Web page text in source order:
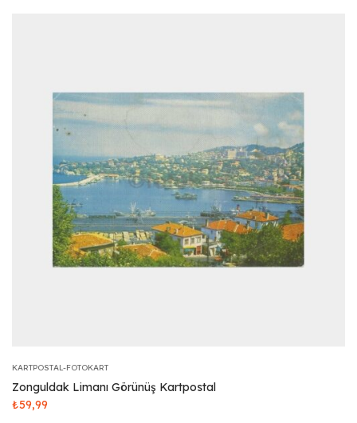
KARTPOSTAL-FOTOKART
Zonguldak Limanı Görünüş Kartpostal
₺59,99